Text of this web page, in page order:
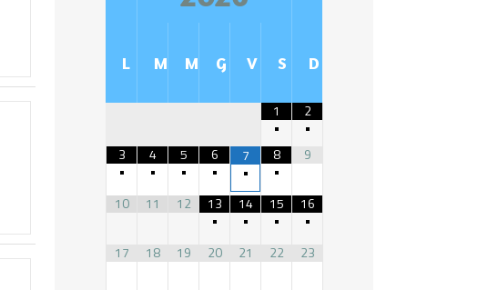
L M M G V S D
1
•
2
•
3
•
4
•
5
•
6
•
7
•
8
•
9
10 11 12
13
•
14
•
15
•
16
•
17
18 19 20 21 22 23